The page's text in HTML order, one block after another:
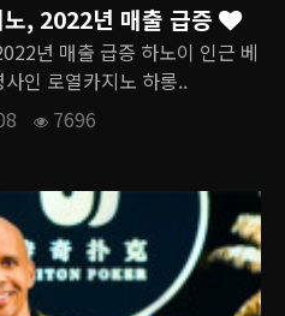
, 2022년 매출 급증
년 매출 급증 하노이 인근 베
인 로열카지노 하롱..
7696